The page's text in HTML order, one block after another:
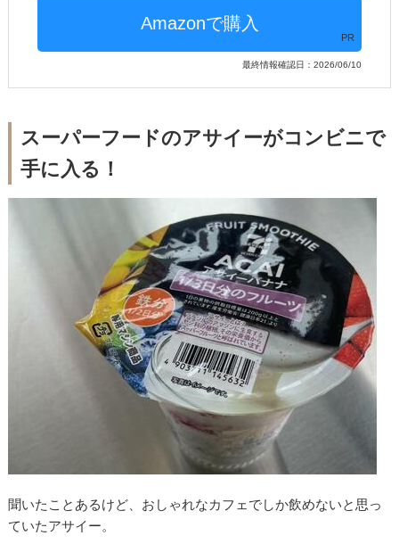
PR
最終情報確認日：2026/06/10
スーパーフードのアサイーがコンビニで
手に入る！
聞いたことあるけど、おしゃれなカフェでしか飲めないと思っ
ていたアサイー。